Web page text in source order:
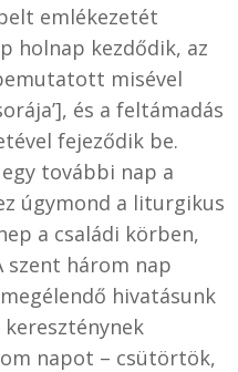
emlékezetét
holnap kezdődik, az
misével
és a feltámadás
fejeződik be.
további nap a
úgymond a liturgikus
a családi körben,
szent három nap
hivatásunk
napot – csütörtök,